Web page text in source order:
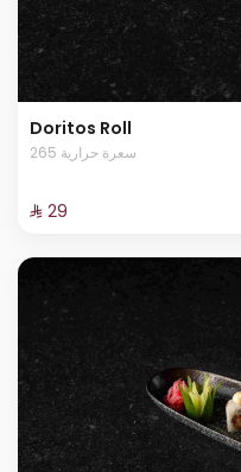
Doritos Roll
265 سعرة حرارية
⁨⁦‪‬ 29⁩